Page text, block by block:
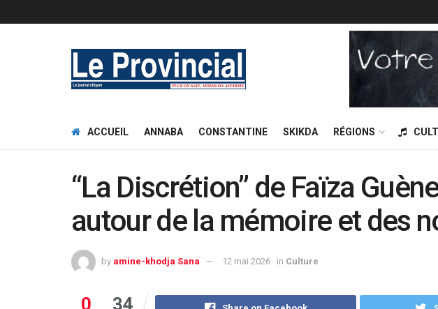
ACCUEIL ANNABA CONSTANTINE SKIKDA RÉGIONS
“La Discrétion” de Faïza
autour de la mémoire et des
by amine-khodja Sana 12 mai 2026 in Culture
0 34